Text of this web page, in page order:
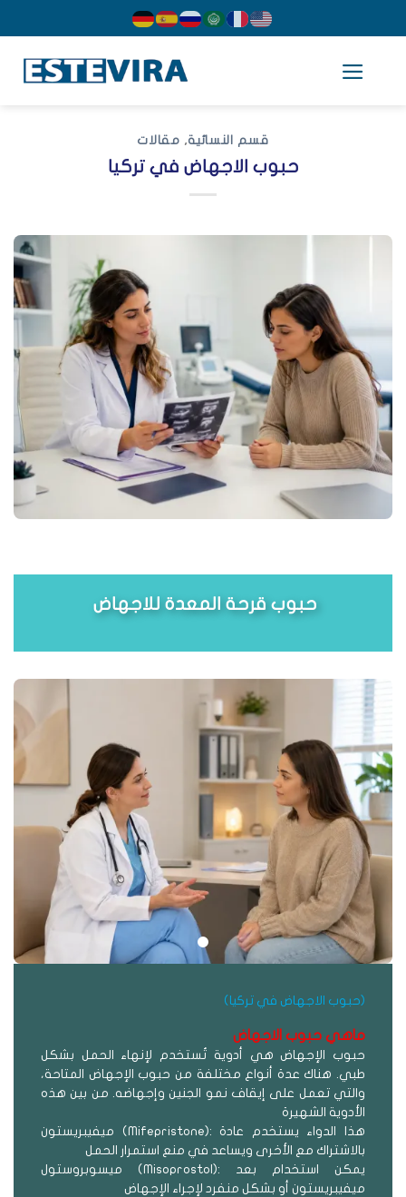
قسم النسائية,مقالات
حبوب الاجهاض في تركيا
حبوب قرحة المعدة للاجهاض
(حبوب الاجهاض في تركيا)
ماهي حبوب الاجهاض
حبوب الإجهاض هي أدوية تُستخدم لإنهاء الحمل بشكل
طبي. هناك عدة أنواع مختلفة من حبوب الإجهاض المتاحة،
والتي تعمل على إيقاف نمو الجنين وإجهاضه. من بين هذه
الأدوية الشهيرة
ميفيبريستون (Mifepristone): هذا الدواء يستخدم عادة
بالاشتراك مع الأخرى ويساعد في منع استمرار الحمل
ميسوبروستول (Misoprostol): يمكن استخدام بعد
ميفيبريستون أو بشكل منفرد لإجراء الإجهاض